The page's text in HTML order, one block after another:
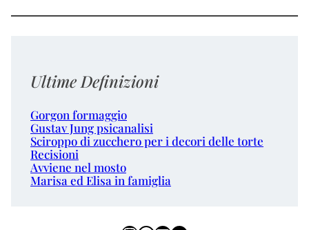
Ultime Definizioni
Gorgon formaggio
Gustav Jung psicanalisi
Sciroppo di zucchero per i decori delle torte
Recisioni
Avviene nel mosto
Marisa ed Elisa in famiglia